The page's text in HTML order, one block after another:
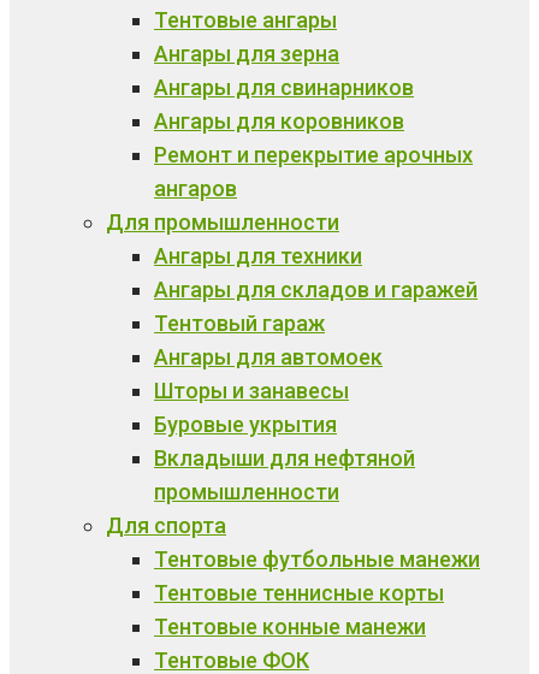
Тентовые ангары
Ангары для зерна
Ангары для свинарников
Ангары для коровников
Ремонт и перекрытие арочных
ангаров
Для промышленности
Ангары для техники
Ангары для складов и гаражей
Тентовый гараж
Ангары для автомоек
Шторы и занавесы
Буровые укрытия
Вкладыши для нефтяной
промышленности
Для спорта
Тентовые футбольные манежи
Тентовые теннисные корты
Тентовые конные манежи
Тентовые ФОК